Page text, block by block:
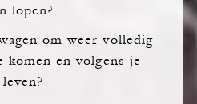
lopen?
om weer volledig
en volgens je